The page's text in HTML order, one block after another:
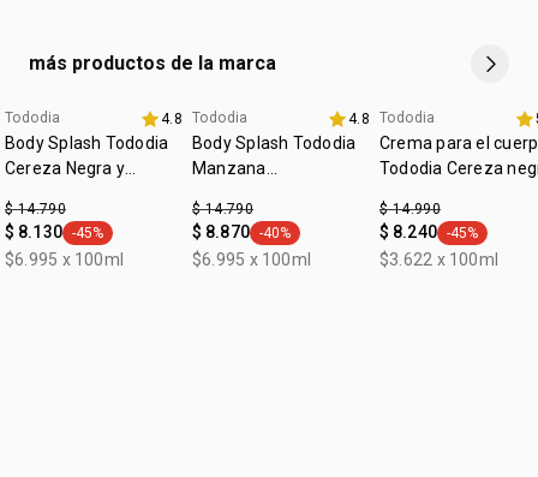
más productos de la marca
Tododia 4.8
Body Splash Tododia
Cereza Negra y
$ 14.790
$ 8.130 general.tag -45%
-45%
$6.995 x 100ml
edicion limitada
Tododia 4.8
Body Splash Tododia
Manzana
Vainilla 200 ml
$ 14.790
$ 8.870 general.tag -40%
-40%
$6.995 x 100ml
Tododia
Crema para el
Tododia Cereza
$ 14.990
$ 8.240 general.tag -
-45%
$3.622 x 100ml